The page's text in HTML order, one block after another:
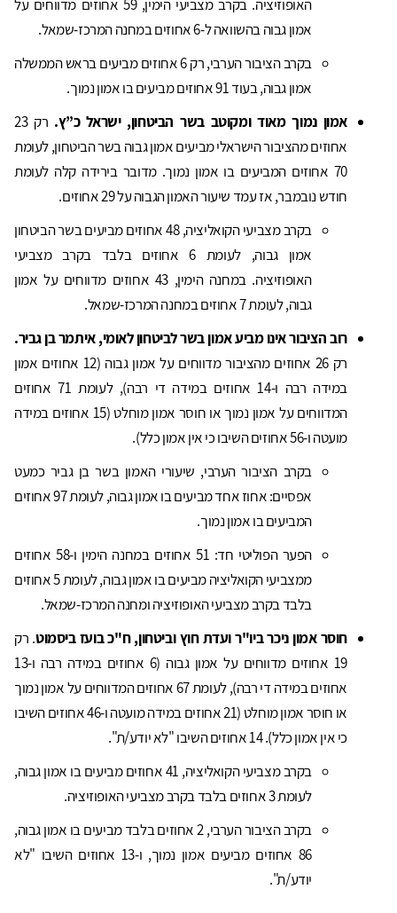
האופוזיציה. בקרב מצביעי הימין, 59 אחוזים מדווחים על
אמון גבוה בהשוואה ל-6 אחוזים במחנה המרכז-שמאל.
בקרב הציבור הערבי, רק 6 אחוזים מביעים בראש הממשלה
אמון גבוה, בעוד 91 אחוזים מביעים בו אמון נמוך.
אמון נמוך מאוד ומקוטב בשר הביטחון, ישראל כ”ץ.
רק 23
אחוזים מהציבור הישראלי מביעים אמון גבוה בשר הביטחון, לעומת
70 אחוזים המביעים בו אמון נמוך. מדובר בירידה קלה לעומת
חודש נובמבר, אז עמד שיעור האמון הגבוה על 29 אחוזים.
בקרב מצביעי הקואליציה, 48 אחוזים מביעים בשר הביטחון
אמון גבוה, לעומת 6 אחוזים בלבד בקרב מצביעי
האופוזיציה. במחנה הימין, 43 אחוזים מדווחים על אמון
גבוה, לעומת 7 אחוזים במחנה המרכז-שמאל.
רוב הציבור אינו מביע אמון בשר לביטחון לאומי, איתמר בן גביר.
רק 26 אחוזים מהציבור מדווחים על אמון גבוה (12 אחוזים אמון
במידה רבה ו-14 אחוזים במידה די רבה), לעומת 71 אחוזים
המדווחים על אמון נמוך או חוסר אמון מוחלט (15 אחוזים במידה
מועטה ו-56 אחוזים השיבו כי אין אמון כלל).
בקרב הציבור הערבי, שיעורי האמון בשר בן גביר כמעט
אפסיים: אחוז אחד מביעים בו אמון גבוה, לעומת 97 אחוזים
המביעים בו אמון נמוך.
הפער הפוליטי חד: 51 אחוזים במחנה הימין ו-58 אחוזים
ממצביעי הקואליציה מביעים בו אמון גבוה, לעומת 5 אחוזים
בלבד בקרב מצביעי האופוזיציה ומחנה המרכז-שמאל.
חוסר אמון ניכר ביו"ר ועדת חוץ וביטחון, ח"כ בועז ביסמוט. רק
19 אחוזים מדווחים על אמון גבוה (6 אחוזים במידה רבה ו-13
אחוזים במידה די רבה), לעומת 67 אחוזים המדווחים על אמון נמוך
או חוסר אמון מוחלט (21 אחוזים במידה מועטה ו-46 אחוזים השיבו
כי אין אמון כלל). 14 אחוזים השיבו "לא יודע/ת".
בקרב מצביעי הקואליציה, 41 אחוזים מביעים בו אמון גבוה,
לעומת 3 אחוזים בלבד בקרב מצביעי האופוזיציה.
בקרב הציבור הערבי, 2 אחוזים בלבד מביעים בו אמון גבוה,
86 אחוזים מביעים אמון נמוך, ו-13 אחוזים השיבו "לא
יודע/ת".